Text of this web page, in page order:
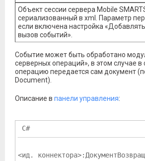
Объект сессии сервера Mobile
сериализованный в xml. Параметр
если включена настройка
вызов событий».
Событие может быть обработано
серверных операций», в этом случае в
операцию передается сам документ
Document).
Описание в панели управления:
C#